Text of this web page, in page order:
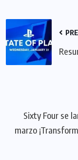
Sixty Four se
marzo